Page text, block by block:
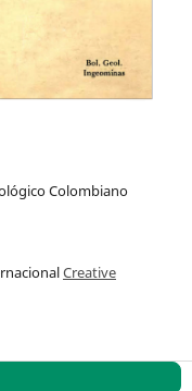
Colombiano
Creative